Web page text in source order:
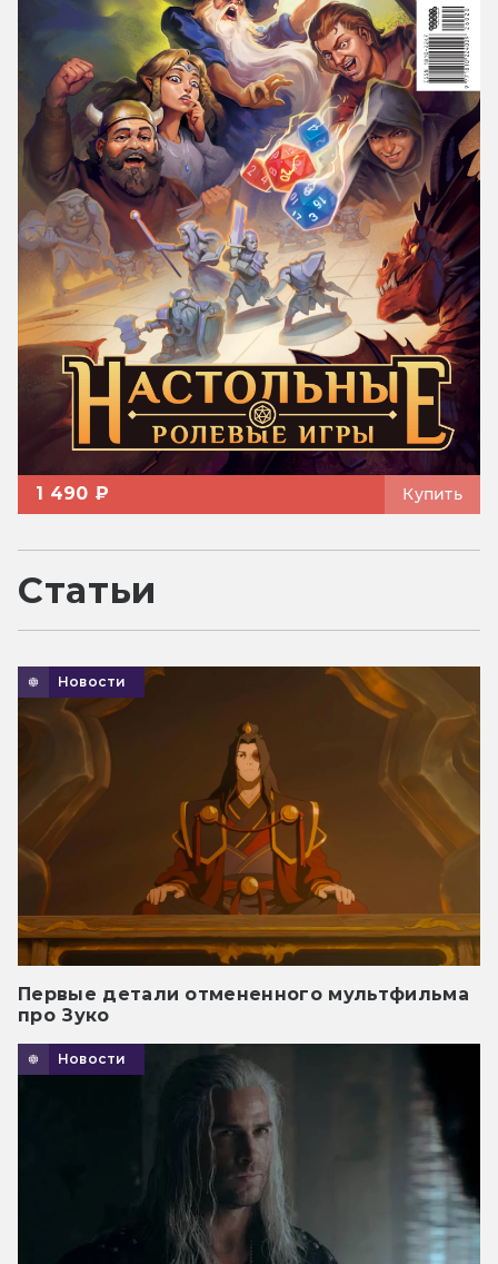
1 490 ₽ Купить
Статьи
Новости
Первые детали отмененного мультфильма
про Зуко
Новости